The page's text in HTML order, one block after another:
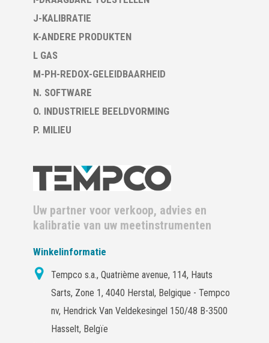
J-KALIBRATIE
K-ANDERE PRODUKTEN
L GAS
M-PH-REDOX-GELEIDBAARHEID
N. SOFTWARE
O. INDUSTRIELE BEELDVORMING
P. MILIEU
Uw partner voor verkoop, advies en
kalibratie van uw meetinstrumenten
Winkelinformatie
Tempco s.a., Quatrième avenue, 114, Hauts
Sarts, Zone 1, 4040 Herstal, Belgique - Tempco
nv, Hendrick Van Veldekesingel 150/48 B-3500
Hasselt, Belgïe